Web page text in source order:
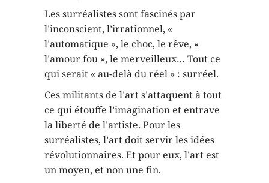
Les surréalistes sont fascinés par
l’inconscient, l’irrationnel, «
l’automatique », le choc, le rêve, «
l’amour fou », le merveilleux… Tout ce
qui serait « au-delà du réel » : surréel.
Ces militants de l’art s’attaquent à tout
ce qui étouffe l’imagination et entrave
la liberté de l’artiste. Pour les
surréalistes, l’art doit servir les idées
révolutionnaires. Et pour eux, l’art est
un moyen, et non une fin.